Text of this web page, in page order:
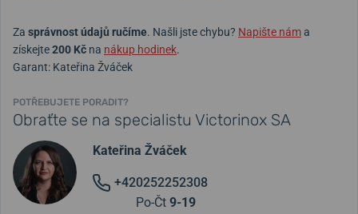
Za správnost údajů ručíme. Našli jste chybu? Napište náma
získejte200 Kč na nákup hodinek.
Garant: Kateřina Žváček
POTŘEBUJETE PORADIT?
Obraťte se na specialistu Victorinox SA
Kateřina Žváček
+420252252308
Po-Čt 9-19